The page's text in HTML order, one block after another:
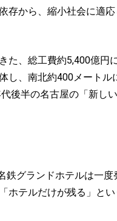
存から、縮小社会に適
、総工費約5,400億円
し、南北約400メートル
後半の名古屋の「新し
グランドホテルは一度
ホテルだけが残る」と